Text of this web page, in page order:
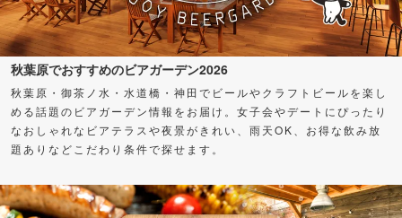
秋葉原でおすすめのビアガーデン2026
秋葉原・御茶ノ水・水道橋・神田でビールやクラフトビールを楽し
める話題のビアガーデン情報をお届け。女子会やデートにぴったり
なおしゃれなビアテラスや夜景がきれい、雨天OK、お得な飲み放
題ありなどこだわり条件で探せます。